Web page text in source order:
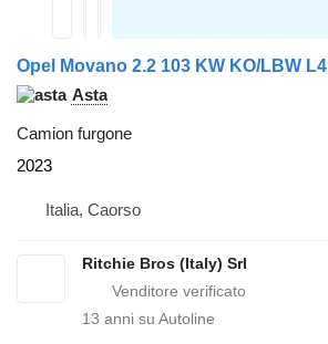
Opel Movano 2.2 103 KW KO/LBW L4
Asta
Camion furgone
2023
Italia, Caorso
Ritchie Bros (Italy) Srl
13 anni su Autoline